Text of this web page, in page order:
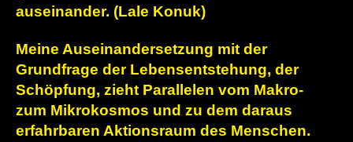
auseinander. (Lale Konuk)
Meine Auseinandersetzung mit der
Grundfrage der Lebensentstehung, der
Schöpfung, zieht Parallelen vom Makro-
zum Mikrokosmos und zu dem daraus
erfahrbaren Aktionsraum des Menschen.